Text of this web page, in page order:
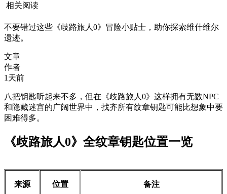
相关阅读
不要错过这些《歧路旅人0》冒险小贴士，助你探索维什维尔
遗迹。
文章
作者
1天前
八把钥匙听起来不多，但在《歧路旅人0》这样拥有无数NPC
和隐藏迷宫的广阔世界中，找齐所有纹章钥匙可能比想象中要
困难得多。
《歧路旅人0》全纹章钥匙位置一览
来源 位置 备注